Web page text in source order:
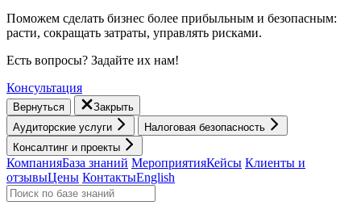
Поможем сделать бизнес более прибыльным и безопасным:
расти, cокращать затраты, управлять рисками.
Есть вопросы? Задайте их нам!
Консультация
Вернуться
Закрыть
Аудиторские услуги
Налоговая безопасность
Консалтинг и проекты
КомпанияБаза знаний МероприятияКейсы Клиенты и
отзывыЦены КонтактыEnglish